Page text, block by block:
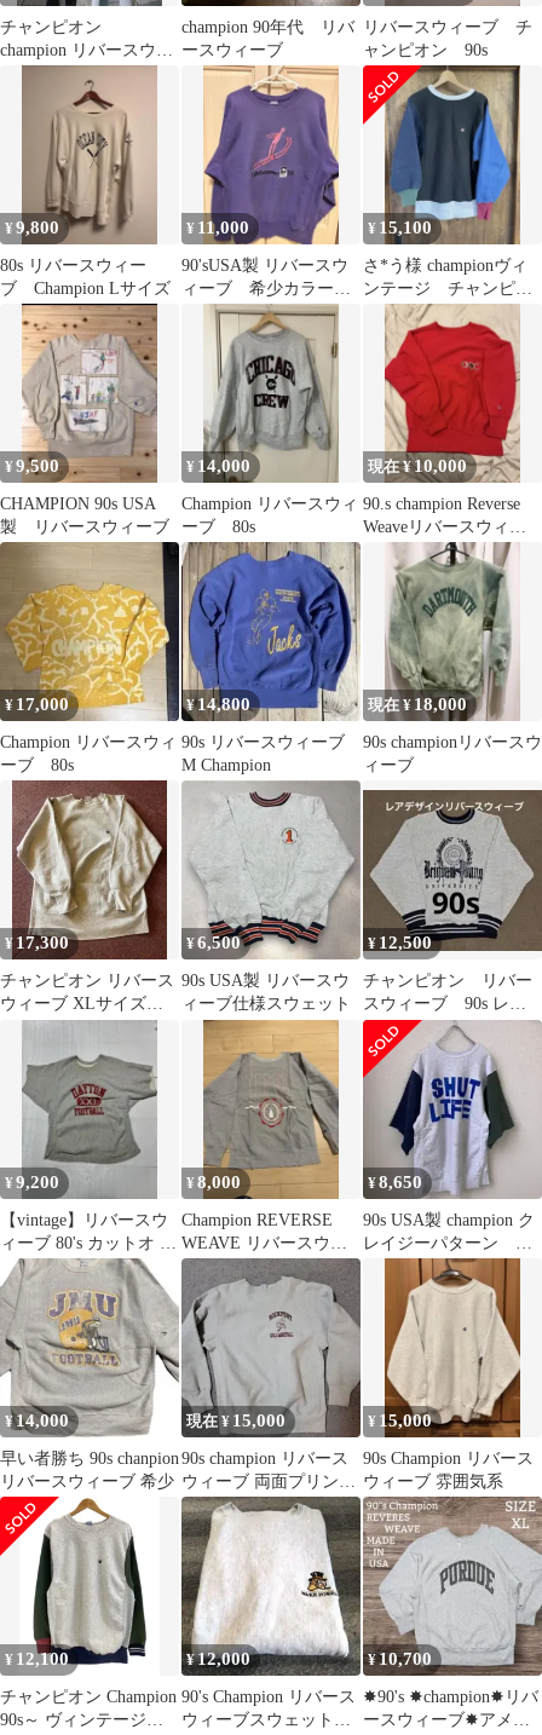
チャンピオン
champion リバースウィ
champion 90年代 リバ
ースウィーブ
リバースウィーブ チ
ャンピオン 90s
¥9,800
80s リバースウィー
ブ Champion Lサイズ
¥ 11,000
90'sUSA製 リバースウ
ィーブ 希少カラー、
デザイン
¥ 15,100
さ*う様 championヴィ
ンテージ チャンピオ
ン クレイジーパター
ンリバース
¥9,500
CHAMPION 90s USA
製 リバースウィーブ
¥ 14,000
Champion リバースウィ
ーブ 80s
現在 ¥10,000
90.s champion Reverse
Weaveリバースウィー
ブ/M
¥ 17,000
Champion リバースウィ
ーブ 80s
¥ 14,800
90s リバースウィーブ
M Champion
現在 ¥ 18,000
90s championリバースウ
ィーブ
¥ 17,300
チャンピオン リバース
ウィーブ XLサイズ
USA製 90年代 目あ
¥6,500
90s USA製 リバースウ
ィーブ仕様スウェット
¥ 12,500
チャンピオン リバー
スウィーブ 90s レア
デザイン
¥9,200
【vintage】リバースウ
ィーブ 80's カットオ 襤
褸 XXL ボロボロ
¥8,000
Champion REVERSE
WEAVE リバースウィ
ーブ 90s'
¥8,650
90s USA製 champion ク
レイジーパターン リ
バースウィーブ XXL
¥14,000
早い者勝ち 90s chanpion
リバースウィーブ 希少
現在 ¥ 15,000
90s champion リバース
ウィーブ 両面プリン
ト レア 刺繍タグ
¥ 15,000
90s Champion リバース
ウィーブ 雰囲気系
¥ 12,100
チャンピオン Champion
90s～ ヴィンテージ
¥12,000
90's Champion リバース
ウィーブスウェット
¥10,700
✸90's ✸champion✸リバ
ースウィーブ✸アメリ